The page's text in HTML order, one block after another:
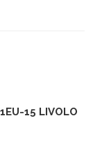
15 LIVOLO